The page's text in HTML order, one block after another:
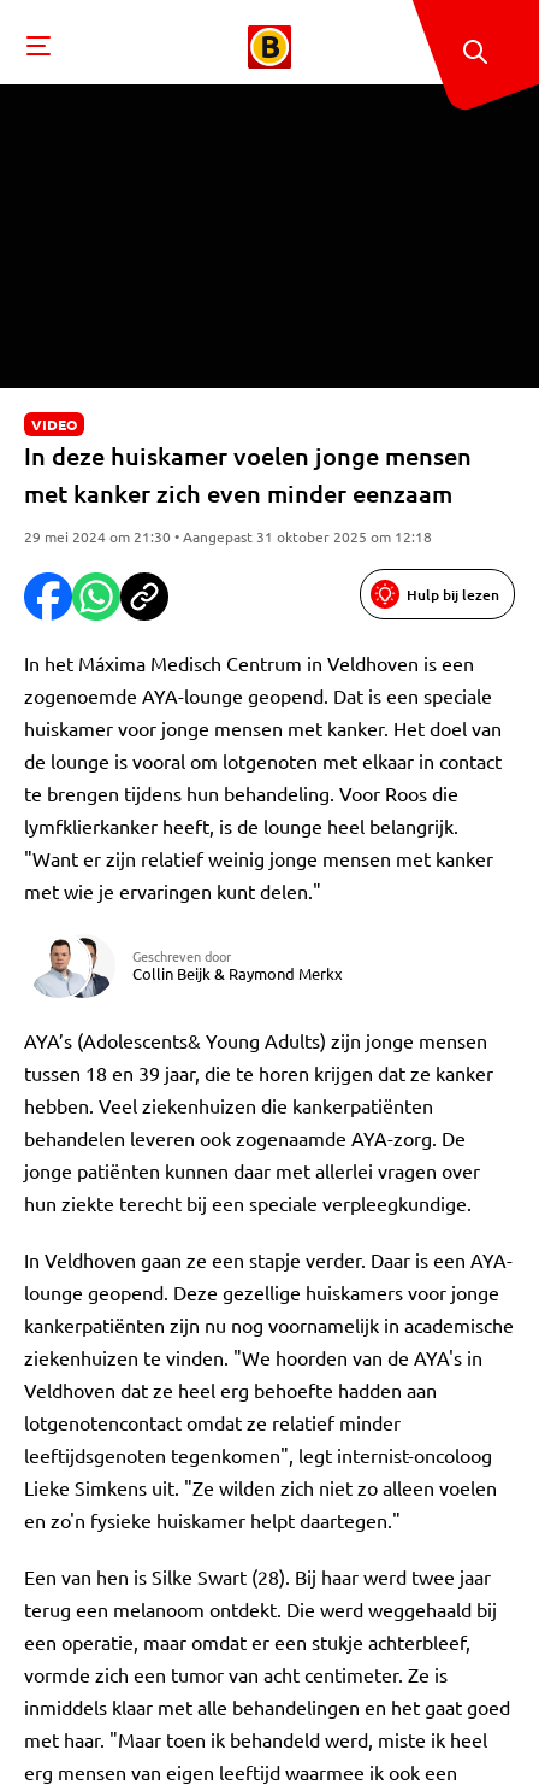
VIDEO
In deze huiskamer voelen jonge mensen
met kanker zich even minder eenzaam
29 mei 2024 om 21:30 • Aangepast 31 oktober 2025 om 12:18
Hulp bij lezen
In het Máxima Medisch Centrum in Veldhoven is een
zogenoemde AYA-lounge geopend. Dat is een speciale
huiskamer voor jonge mensen met kanker. Het doel van
de lounge is vooral om lotgenoten met elkaar in contact
te brengen tijdens hun behandeling. Voor Roos die
lymfklierkanker heeft, is de lounge heel belangrijk.
"Want er zijn relatief weinig jonge mensen met kanker
met wie je ervaringen kunt delen."
Geschreven door
Collin Beijk & Raymond Merkx
AYA’s (Adolescents& Young Adults) zijn jonge mensen
tussen 18 en 39 jaar, die te horen krijgen dat ze kanker
hebben. Veel ziekenhuizen die kankerpatiënten
behandelen leveren ook zogenaamde AYA-zorg. De
jonge patiënten kunnen daar met allerlei vragen over
hun ziekte terecht bij een speciale verpleegkundige.
In Veldhoven gaan ze een stapje verder. Daar is een AYA-
lounge geopend. Deze gezellige huiskamers voor jonge
kankerpatiënten zijn nu nog voornamelijk in academische
ziekenhuizen te vinden. "We hoorden van de AYA's in
Veldhoven dat ze heel erg behoefte hadden aan
lotgenotencontact omdat ze relatief minder
leeftijdsgenoten tegenkomen", legt internist-oncoloog
Lieke Simkens uit. "Ze wilden zich niet zo alleen voelen
en zo'n fysieke huiskamer helpt daartegen."
Een van hen is Silke Swart (28). Bij haar werd twee jaar
terug een melanoom ontdekt. Die werd weggehaald bij
een operatie, maar omdat er een stukje achterbleef,
vormde zich een tumor van acht centimeter. Ze is
inmiddels klaar met alle behandelingen en het gaat goed
met haar. "Maar toen ik behandeld werd, miste ik heel
erg mensen van eigen leeftijd waarmee ik ook een